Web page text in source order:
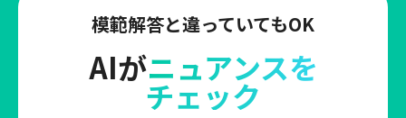
模範解答と違っていてもOK
AIがニュアンスを
チェック